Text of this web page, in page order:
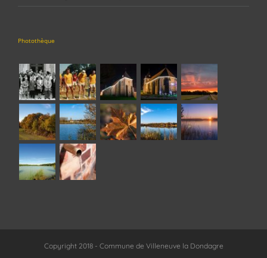
Photothèque
Copyright 2018 - Commune de Villeneuve la Dondagre